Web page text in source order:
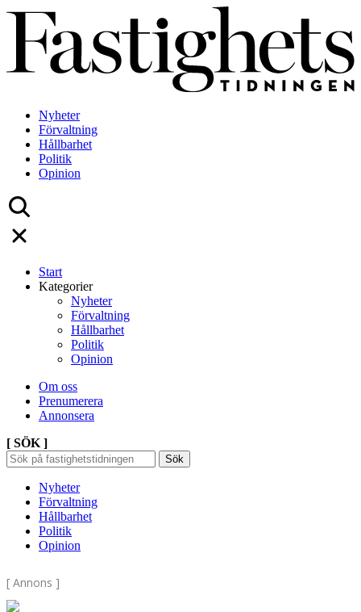
Skip
content
Nyheter
Förvaltning
Hållbarhet
Politik
Opinion
Start
Kategorier
Nyheter
Förvaltning
Hållbarhet
Politik
Opinion
Om oss
Prenumerera
Annonsera
[ SÖK ]
Sök
efter:
Sök
Sök
Nyheter
Förvaltning
Hållbarhet
Politik
Opinion
[ Annons ]